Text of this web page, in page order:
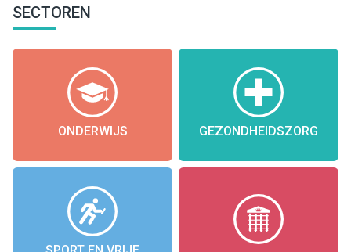
SECTOREN
ONDERWIJS GEZONDHEIDSZORG